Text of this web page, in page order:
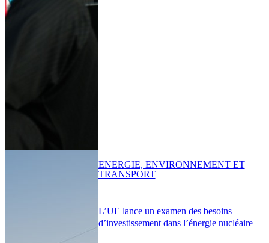
L’UE lance un examen des besoins
d’investissement dans l’énergie nucléaire
ENERGIE, ENVIRONNEMENT ET
TRANSPORT